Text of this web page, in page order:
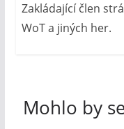
Zakládající člen
WoT a jiných her.
Mohlo by